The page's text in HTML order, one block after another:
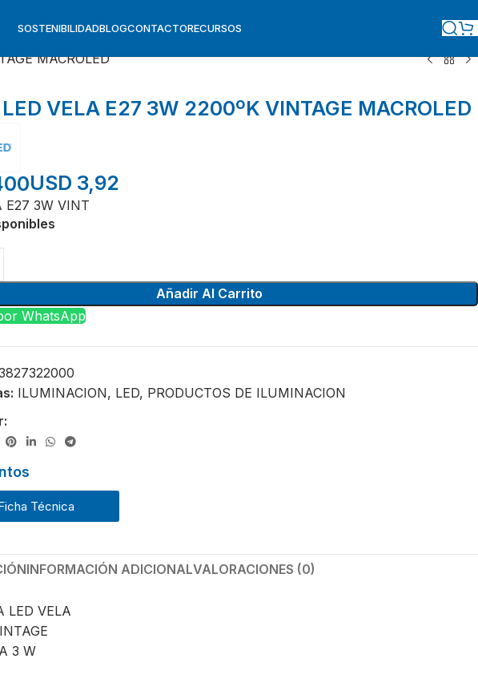
SOSTENIBILIDADBLOGCONTACTORECURSOS
MACROLED
VELA E27 3W 2200ºK VINTAGE MACROLED
USD 3,92
E27 3W VINT
Añadir Al Carrito
WhatsApp
ILUMINACION, LED, PRODUCTOS DE ILUMINACION
Técnica
INFORMACIÓN ADICIONALVALORACIONES (0)
LED VELA
3 W